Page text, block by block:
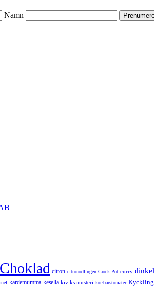
Namn
Choklad citron citronodlingen Crock-Pot curry dinkel
kardemumma kesella kiviks musteri körsbärstomater Kyckling